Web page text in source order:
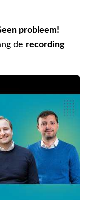
probleem!
de recording